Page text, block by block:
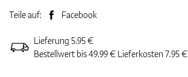
Teile auf: Facebook
Lieferung 5.95 €
Bestellwert bis 49.99 € Lieferkosten 7.95 €